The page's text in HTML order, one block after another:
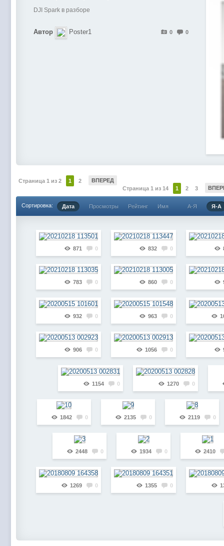
DJI Spark в разборе
0 0
Автор Poster1
Страница 1 из 2 1 2
ВПЕРЕД
Страница 1 из 14
1 2 3
Сортировка: Дата Просмотры Рейтинг Имя А-Я Я-А
871 0 832 0
783 0 860 0
932 0 963 0
906 0 1056 0
1154 0 1270 0
1842 0 2135 0 2119 0
2448 0 1934 0 2410
1269 0 1355 0